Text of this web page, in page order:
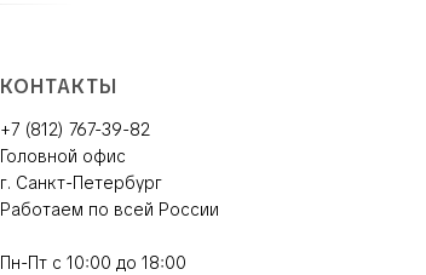
КОНТАКТЫ
+7 (812) 767-39-82
Головной офис
г. Санкт-Петербург
Работаем по всей России
Пн-Пт с 10:00 до 18:00